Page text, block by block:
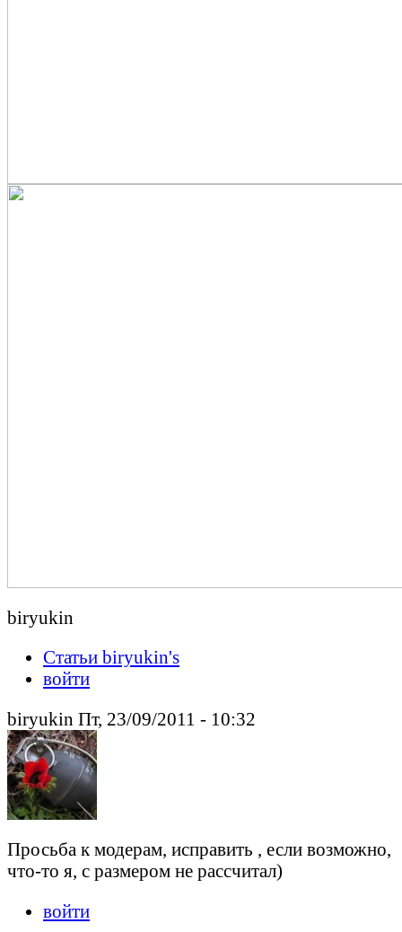
biryukin
Статьи biryukin's
войти
biryukin Пт, 23/09/2011 - 10:32
Просьба к модерам, исправить , если возможно,
что-то я, с размером не рассчитал)
войти